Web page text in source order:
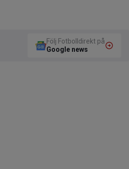
Följ Fotbolldirekt på
Google news